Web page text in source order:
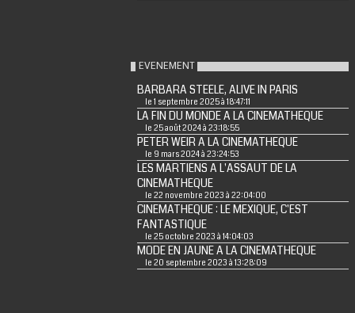
EVENEMENT
BARBARA STEELE, ALIVE IN PARIS
le 1 septembre 2025 à 18:47:11
LA FIN DU MONDE A LA CINEMATHEQUE
le 25 août 2024 à 23:18:55
PETER WEIR A LA CINEMATHEQUE
le 9 mars 2024 à 23:24:53
LES MARTIENS A L'ASSAUT DE LA
CINEMATHEQUE
le 22 novembre 2023 à 22:04:00
CINEMATHEQUE : LE MEXIQUE, C'EST
FANTASTIQUE
le 25 octobre 2023 à 14:04:03
MODE EN JAUNE A LA CINEMATHEQUE
le 20 septembre 2023 à 13:28:09